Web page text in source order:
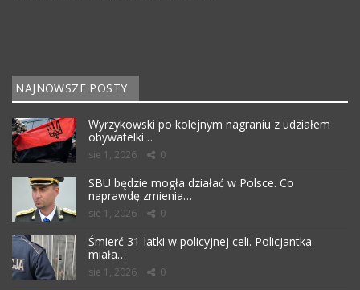
NAJNOWSZE POSTY
Wyrzykowski po kolejnym nagraniu z udziałem
obywatelki…
sie 1, 2026 0
SBU będzie mogła działać w Polsce. Co
naprawdę zmienia…
sie 1, 2026 0
Śmierć 31-latki w policyjnej celi. Policjantka
miała…
sie 1, 2026 0